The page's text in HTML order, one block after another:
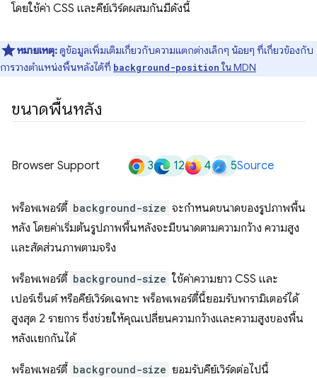
โดยใช้ค่า CSS และคีย์เวิร์ดผสมกันมีดังนี้
หมายเหตุ:ดูข้อมูลเพิ่มเติมเกี่ยวกับความแตกต่างเล็กๆ น้อยๆ ที่เกี่ยวข้องกับ
การวางตำแหน่งพื้นหลังได้ที่ background-position ใน MDN
ขนาดพื้นหลัง
Browser Support 3 12 4 5Source
พร็อพเพอร์ตี้ background-size จะกำหนดขนาดของรูปภาพพื้น
หลัง โดยค่าเริ่มต้นรูปภาพพื้นหลังจะมีขนาดตามความกว้าง ความสูง
และสัดส่วนภาพตามจริง
พร็อพเพอร์ตี้ background-size ใช้ค่าความยาว CSS และ
เปอร์เซ็นต์ หรือคีย์เวิร์ดเฉพาะ พร็อพเพอร์ตี้นี้ยอมรับพารามิเตอร์ได้
สูงสุด 2 รายการ ซึ่งช่วยให้คุณเปลี่ยนความกว้างและความสูงของพื้น
หลังแยกกันได้
พร็อพเพอร์ตี้ background-size ยอมรับคีย์เวิร์ดต่อไปนี้